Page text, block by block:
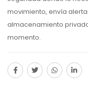
movimiento, envía
almacenamiento
momento.